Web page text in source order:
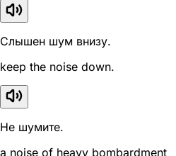
Слышен шум внизу.
keep the noise down.
Не шумите.
a noise of heavy bombardment